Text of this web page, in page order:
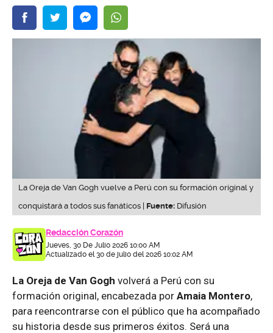
La Oreja de Van Gogh vuelve a Perú con su formación original y
conquistará a todos sus fanáticos | Fuente: Difusión
Redacción Corazón
Jueves, 30 De Julio 2026 10:00 AM
Actualizado el 30 de julio del 2026 10:02 AM
La Oreja de Van Gogh volverá a Perú con su
formación original, encabezada por Amaia Montero,
para reencontrarse con el público que ha acompañado
su historia desde sus primeros éxitos. Será una